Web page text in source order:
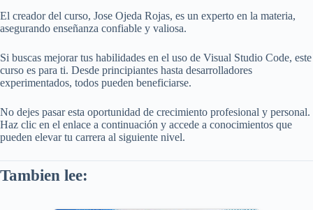
El creador del curso, Jose Ojeda Rojas, es un experto en la materia,
asegurando enseñanza confiable y valiosa.
Si buscas mejorar tus habilidades en el uso de Visual Studio Code, este
curso es para ti. Desde principiantes hasta desarrolladores
experimentados, todos pueden beneficiarse.
No dejes pasar esta oportunidad de crecimiento profesional y personal.
Haz clic en el enlace a continuación y accede a conocimientos que
pueden elevar tu carrera al siguiente nivel.
Tambien lee: